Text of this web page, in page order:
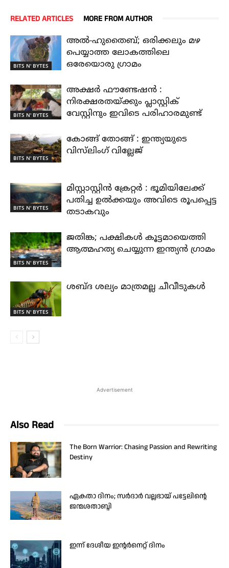
RELATED ARTICLES MORE FROM AUTHOR
BITS N' BYTES
അൽ-ഹുതൈബ്; ഒരിക്കലും മഴ
പെയ്യാത്ത ലോകത്തിലെ
ഒരേയൊരു ഗ്രാമം
BITS N' BYTES
അക്ഷർ ഫൗണ്ടേഷൻ :
നിരക്ഷരതയ്ക്കും പ്ലാസ്റ്റിക്
വേസ്റ്റിനും ഇവിടെ പരിഹാരമുണ്ട്
BITS N' BYTES
കോങ്ങ് തോങ്ങ് : ഇന്ത്യയുടെ
വിസ്‌ലിംഗ് വില്ലേജ്
BITS N' BYTES
മിസ്റ്റാസ്റ്റിൻ ക്രേറ്റർ : ഭൂമിയിലേക്ക്
പതിച്ച ഉൽക്കയും അവിടെ രൂപപ്പെട്ട
തടാകവും
BITS N' BYTES
ജതിങ്ക; പക്ഷികൾ കൂട്ടമായെത്തി
ആത്മഹത്യ ചെയ്യുന്ന ഇന്ത്യൻ ഗ്രാമം
BITS N' BYTES
ശബ്ദ ശല്യം മാത്രമല്ല ചീവീടുകൾ
Advertisement
Also Read
The Born Warrior: Chasing Passion and Rewriting
Destiny
ഏകതാ ദിനം; സർദാർ വല്ലഭായ് പട്ടേലിന്റെ
ജന്മശതാബ്ദി
ഇന്ന് ദേശീയ ഇന്റർനെറ്റ് ദിനം